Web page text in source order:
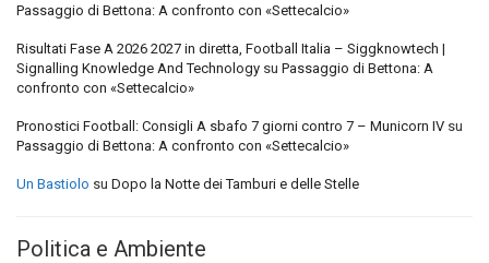
Passaggio di Bettona: A confronto con «Settecalcio»
Risultati Fase A 2026 2027 in diretta, Football Italia – Siggknowtech |
Signalling Knowledge And Technology su Passaggio di Bettona: A
confronto con «Settecalcio»
Pronostici Football: Consigli A sbafo 7 giorni contro 7 – Municorn IV su
Passaggio di Bettona: A confronto con «Settecalcio»
Un Bastiolo su Dopo la Notte dei Tamburi e delle Stelle
Politica e Ambiente